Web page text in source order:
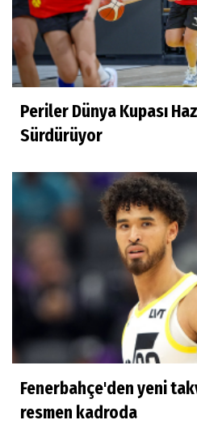
Derya Yannıer
Bilimin ışığında...
Doğan Hakyemez
Ilgım Çetin
Muhteşem veda
Ece Ergez
TBL'YE YÜKSELEN
İhsan Bayülken
İyi ki...
Periler Dünya Kupası
Sürdürüyor
Fenerbahçe'den yeni
resmen kadroda